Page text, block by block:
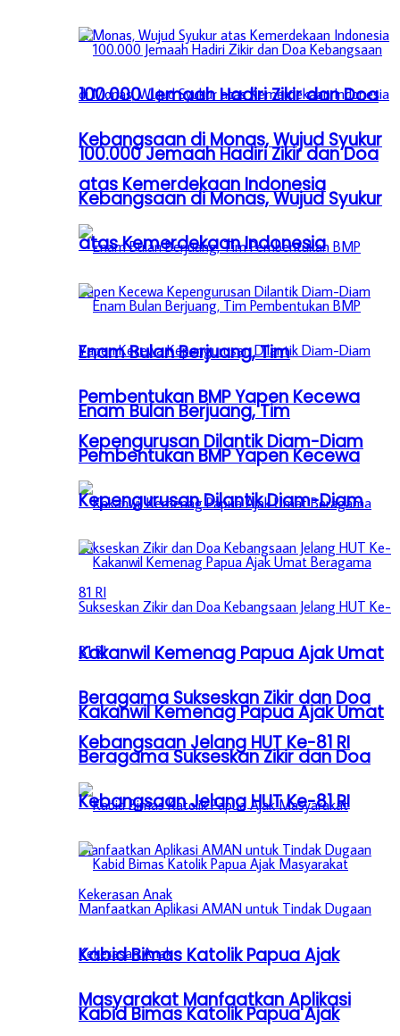
100.000 Jemaah Hadiri Zikir dan Doa
Kebangsaan di Monas, Wujud Syukur
atas Kemerdekaan Indonesia
Enam Bulan Berjuang, Tim
Pembentukan BMP Yapen Kecewa
Kepengurusan Dilantik Diam-Diam
Kakanwil Kemenag Papua Ajak Umat
Beragama Sukseskan Zikir dan Doa
Kebangsaan Jelang HUT Ke-81 RI
Kabid Bimas Katolik Papua Ajak
Masyarakat Manfaatkan Aplikasi
100.000 Jemaah Hadiri Zikir dan Doa
Kebangsaan di Monas, Wujud Syukur
atas Kemerdekaan Indonesia
Enam Bulan Berjuang, Tim
Pembentukan BMP Yapen Kecewa
Kepengurusan Dilantik Diam-Diam
Kakanwil Kemenag Papua Ajak Umat
Beragama Sukseskan Zikir dan Doa
Kebangsaan Jelang HUT Ke-81 RI
Kabid Bimas Katolik Papua Ajak